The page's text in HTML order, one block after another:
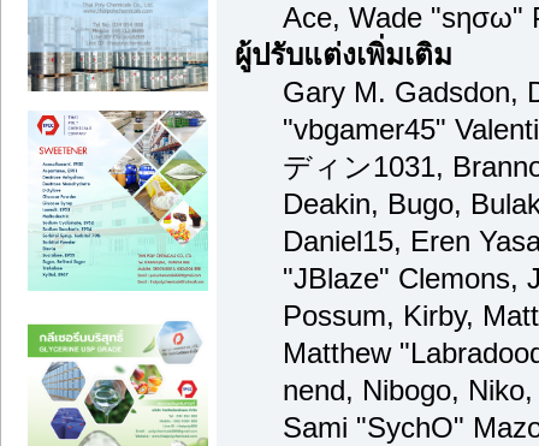
Ace, Wade "sησω"
ผู้ปรับแต่งเพิ่มเติม
Gary M. Gadsdon,
"vbgamer45"
ディン1031,
Deakin, Bugo,
Daniel15, Eren
"JBlaze" Clemons,
Possum, Kirby,
Matthew
nend, Nibogo,
Sami "SychO"